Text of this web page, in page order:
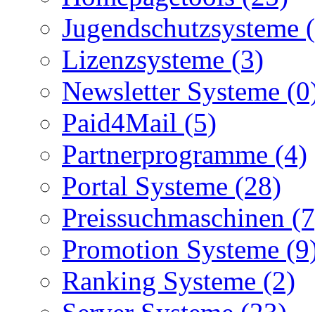
Jugendschutzsysteme
Lizenzsysteme (3)
Newsletter Systeme
Paid4Mail (5)
Partnerprogramme (4)
Portal Systeme (28)
Preissuchmaschinen
Promotion Systeme
Ranking Systeme (2)